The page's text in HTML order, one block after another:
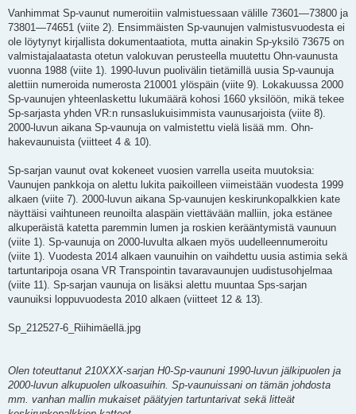
Vanhimmat Sp-vaunut numeroitiin valmistuessaan välille 73601—73800 ja
73801—74651 (viite 2). Ensimmäisten Sp-vaunujen valmistusvuodesta ei
ole löytynyt kirjallista dokumentaatiota, mutta ainakin Sp-yksilö 73675 on
valmistajalaatasta otetun valokuvan perusteella muutettu Ohn-vaunusta
vuonna 1988 (viite 1). 1990-luvun puolivälin tietämillä uusia Sp-vaunuja
alettiin numeroida numerosta 210001 ylöspäin (viite 9). Lokakuussa 2000
Sp-vaunujen yhteenlaskettu lukumäärä kohosi 1660 yksilöön, mikä tekee
Sp-sarjasta yhden VR:n runsaslukuisimmista vaunusarjoista (viite 8).
2000-luvun aikana Sp-vaunuja on valmistettu vielä lisää mm. Ohn-
hakevaunuista (viitteet 4 & 10).
Sp-sarjan vaunut ovat kokeneet vuosien varrella useita muutoksia:
Vaunujen pankkoja on alettu lukita paikoilleen viimeistään vuodesta 1999
alkaen (viite 7). 2000-luvun aikana Sp-vaunujen keskirunkopalkkien kate
näyttäisi vaihtuneen reunoilta alaspäin viettävään malliin, joka estänee
alkuperäistä katetta paremmin lumen ja roskien kerääntymistä vaunuun
(viite 1). Sp-vaunuja on 2000-luvulta alkaen myös uudelleennumeroitu
(viite 1). Vuodesta 2014 alkaen vaunuihin on vaihdettu uusia astimia sekä
tartuntaripoja osana VR Transpointin tavaravaunujen uudistusohjelmaa
(viite 11). Sp-sarjan vaunuja on lisäksi alettu muuntaa Sps-sarjan
vaunuiksi loppuvuodesta 2010 alkaen (viitteet 12 & 13).
Sp_212527-6_Riihimäellä.jpg
Olen toteuttanut 210XXX-sarjan H0-Sp-vaununi 1990-luvun jälkipuolen ja
2000-luvun alkupuolen ulkoasuihin. Sp-vaunuissani on tämän johdosta
mm. vanhan mallin mukaiset päätyjen tartuntarivat sekä litteät